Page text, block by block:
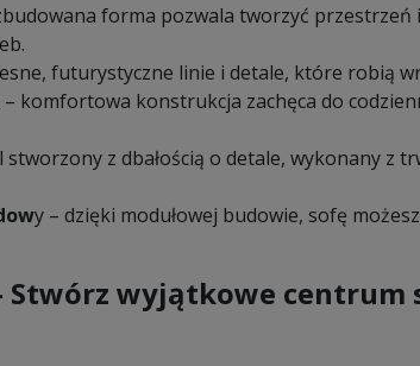
forma pozwala tworzyć przestrzeń
futurystyczne linie i detale, które robią
– komfortowa konstrukcja zachęca do
stworzony z dbałością o detale, wykonany z
y – dzięki modułowej budowie, sofę
Stwórz wyjątkowe centrum